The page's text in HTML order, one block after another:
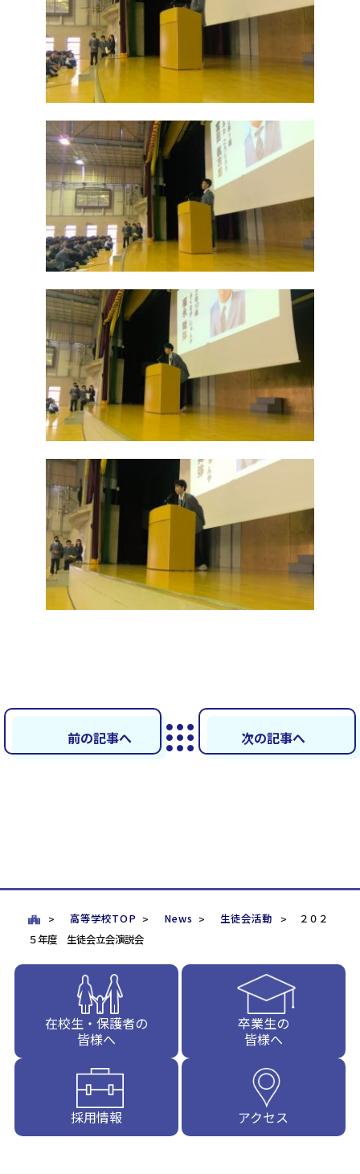
前の記事へ 次の記事へ
高等学校TOP News 生徒会活動
２０２
５年度 生徒会立会演説会
在校生・保護者の
皆様へ
卒業生の
皆様へ
採用情報 アクセス